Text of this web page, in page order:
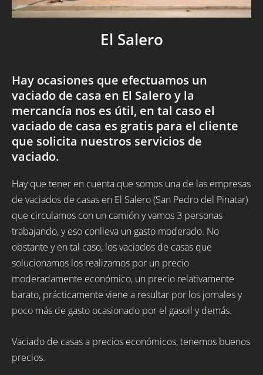
El Salero
Hay ocasiones que efectuamos un
vaciado de casa en El Salero y la
mercancía nos es útil, en tal caso el
vaciado de casa es gratis para el cliente
que solicita nuestros servicios de
vaciado.
Hay que tener en cuenta que somos una de las empresas
de vaciados de casas en El Salero (San Pedro del Pinatar)
que circulamos con un camión y vamos 3 personas
trabajando, y eso conlleva un gasto moderado. No
obstante y en tal caso, los vaciados de casas que
solucionamos los realizamos por un precio
moderadamente económico, un precio relativamente
barato, prácticamente viene a resultar por los jornales y
poco más de gasto ocasionado por el gasoil y demás.
Vaciado de casas a precios económicos, tenemos buenos
precios.